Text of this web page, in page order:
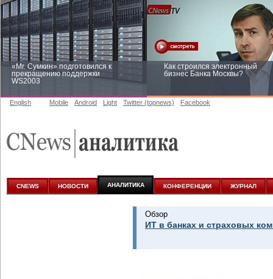
«Mr. Сумкин» подготовился к
прекращению поддержки
WS2003
Как строился электронный
бизнес Банка Москвы?
аналитике
English Mobile Android Light Twitter (topnews) Facebook
CNEWS НОВОСТИ АНАЛИТИКА КОНФЕРЕНЦИИ ЖУРНАЛ
Обзор
ИТ в банках и страховых